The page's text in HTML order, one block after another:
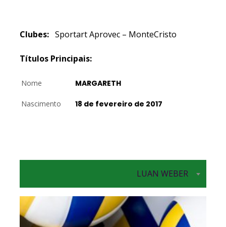
Clubes: Sportart Aprovec – MonteCristo
Títulos Principais:
Nome MARGARETH
Nascimento 18 de fevereiro de 2017
LUAN WEBER